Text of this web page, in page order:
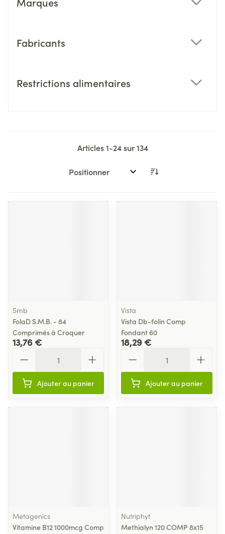
Fabricants
Restrictions alimentaires
Articles1-24sur134
Trier par:
Smb
FolaD S.M.B. - 84
Comprimés à Croquer
13,76 €
Ajouter au panier
Vista
Vista Db-folin Comp
Fondant 60
18,29 €
Ajouter au panier
Metagenics
Vitamine B12 1000mcg Comp
Nutriphyt
Methialyn 120 COMP 8x15